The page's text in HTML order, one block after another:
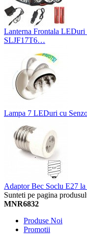
Lanterna Frontala
SLJF17T6…
Lampa 7 LEDuri cu
Adaptor Bec Soclu E27
Sunteti pe pagina
MNR6832
Produse Noi
Promotii